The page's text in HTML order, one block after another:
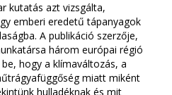
kutatás azt vizsgálta,
emberi eredetű tápanyagok
A publikáció szerzője,
három európai régió
hogy a klímaváltozás, a
miatt miként
hulladéknak és mit